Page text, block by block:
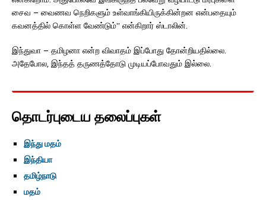
சைவ – வைணவ நெறிகளும் உள்வாங்கியிருக்கின்றன என்பதையும்
கவனத்தில் கொள்ள வேண்டும்” என்கிறார் ஸ்டாலின்.
இந்துவா – தமிழனா என்ற விவாதம் இப்போது தோன்றியதில்லை.
அதேபோல, இந்தத் தருணத்தோடு முடியப்போவதும் இல்லை.
தொடர்புடைய தலைப்புகள்
இந்து மதம்
இந்தியா
தமிழ்நாடு
மதம்